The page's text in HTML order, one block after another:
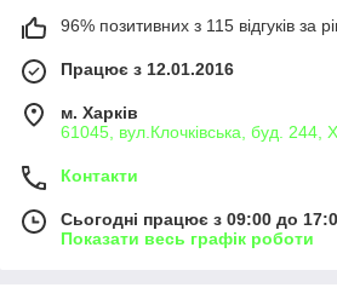
96% позитивних з 115 відгуків за
Працює з 12.01.2016
м. Харків
61045, вул.Клочківська, буд. 244,
Контакти
Сьогодні працює з 09:00 до
Показати весь графік роботи